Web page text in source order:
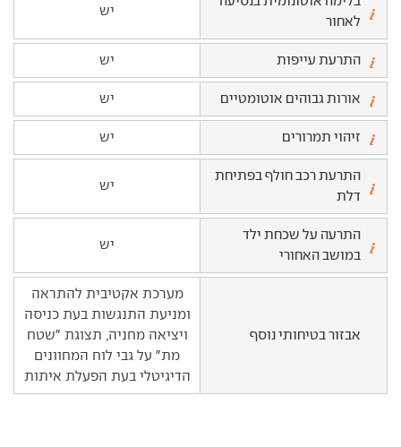
לאחור
יש
התרעת עייפות יש
אורות גבוהים אוטומטיים יש
זיהוי תמרורים יש
התרעת רכב חולף בפתיחת
דלת
יש
התרעה על שכחת ילד
במושב האחורי
יש
אבזור בטיחותי נוסף
מערכת אקטיבית להתראה
ומניעת התנגשות בעת כניסה
ויציאה מחניה, תצוגת "שטח
מת" על גבי לוח המחוונים
הדיגיטלי בעת הפעלת איתות